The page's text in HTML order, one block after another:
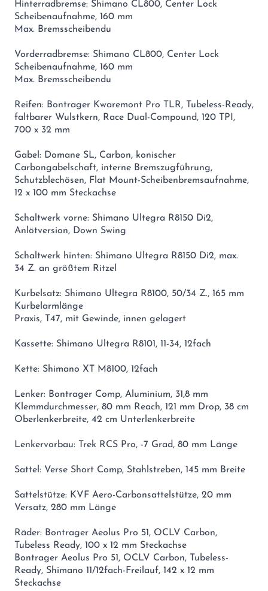
Hinterradbremse: Shimano CL800, Center Lock
Scheibenaufnahme, 160 mm
Max. Bremsscheibendu
Vorderradbremse: Shimano CL800, Center Lock
Scheibenaufnahme, 160 mm
Max. Bremsscheibendu
Reifen: Bontrager Kwaremont Pro TLR, Tubeless-Ready,
faltbarer Wulstkern, Race Dual-Compound, 120 TPI,
700 x 32 mm
Gabel: Domane SL, Carbon, konischer
Carbongabelschaft, interne Bremszugführung,
Schutzblechösen, Flat Mount-Scheibenbremsaufnahme,
12 x 100 mm Steckachse
Schaltwerk vorne: Shimano Ultegra R8150 Di2,
Anlötversion, Down Swing
Schaltwerk hinten: Shimano Ultegra R8150 Di2, max.
34 Z. an größtem Ritzel
Kurbelsatz: Shimano Ultegra R8100, 50/34 Z., 165 mm
Kurbelarmlänge
Praxis, T47, mit Gewinde, innen gelagert
Kassette: Shimano Ultegra R8101, 11-34, 12fach
Kette: Shimano XT M8100, 12fach
Lenker: Bontrager Comp, Aluminium, 31,8 mm
Klemmdurchmesser, 80 mm Reach, 121 mm Drop, 38 cm
Oberlenkerbreite, 42 cm Unterlenkerbreite
Lenkervorbau: Trek RCS Pro, -7 Grad, 80 mm Länge
Sattel: Verse Short Comp, Stahlstreben, 145 mm Breite
Sattelstütze: KVF Aero-Carbonsattelstütze, 20 mm
Versatz, 280 mm Länge
Räder: Bontrager Aeolus Pro 51, OCLV Carbon,
Tubeless Ready, 100 x 12 mm Steckachse
Bontrager Aeolus Pro 51, OCLV Carbon, Tubeless-
Ready, Shimano 11/12fach-Freilauf, 142 x 12 mm
Steckachse